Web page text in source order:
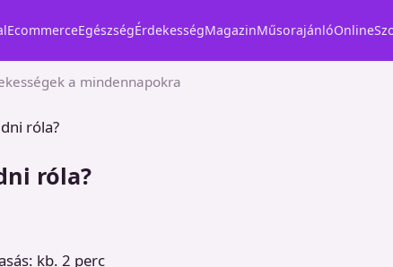
EcommerceEgészségÉrdekességMagazinMűsorajánlóOnline
a mindennapokra
róla?
róla?
kb. 2 perc